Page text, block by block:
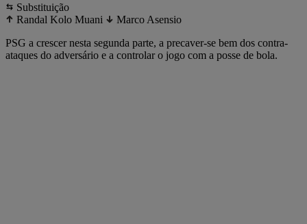
Substituição
Randal Kolo Muani
Marco Asensio
PSG a crescer nesta segunda parte, a precaver-se bem dos contra-
ataques do adversário e a controlar o jogo com a posse de bola.